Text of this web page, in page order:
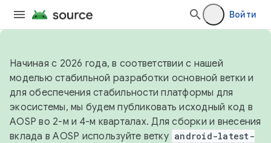
Войти
Начиная с 2026 года, в соответствии с нашей
моделью стабильной разработки основной ветки и
для обеспечения стабильности платформы для
экосистемы, мы будем публиковать исходный код в
AOSP во 2-м и 4-м кварталах. Для сборки и внесения
вклада в AOSP используйте ветку android-latest-